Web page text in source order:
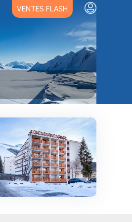
VENTES FLASH